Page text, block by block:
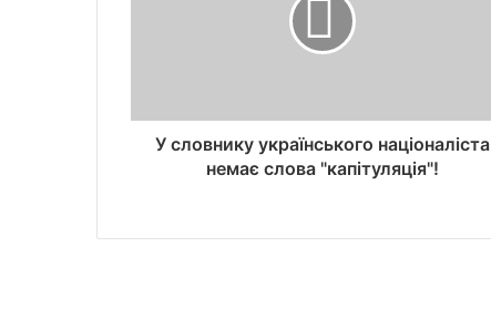
У словнику українського націоналіста
немає слова "капітуляція"!